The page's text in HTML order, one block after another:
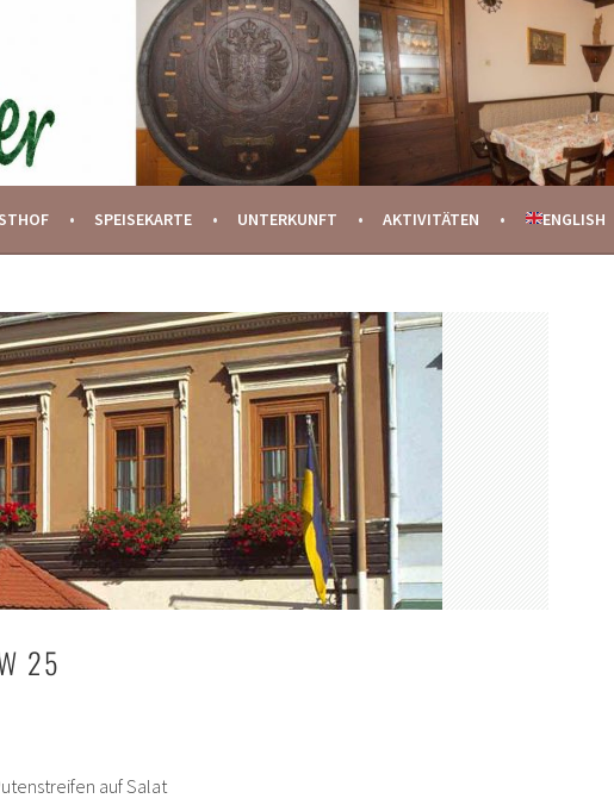
SPEISEKARTE UNTERKUNFT AKTIVITÄTEN ENGLISH
25
auf Salat